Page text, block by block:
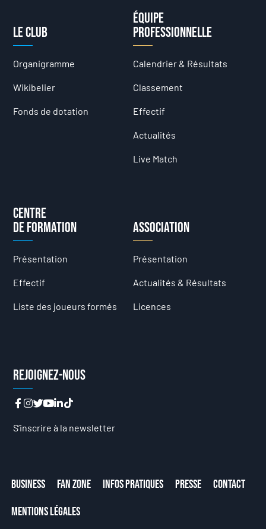
Le club
Organigramme
Wikibelier
Fonds de dotation
Équipe
professionnelle
Calendrier & Résultats
Classement
Effectif
Actualités
Live Match
Centre
de formation
Présentation
Effectif
Liste des joueurs formés
Association
Présentation
Actualités & Résultats
Licences
Rejoignez-nous
S’inscrire à la newsletter
Business Fan Zone Infos Pratiques Presse
Contact
Mentions Légales